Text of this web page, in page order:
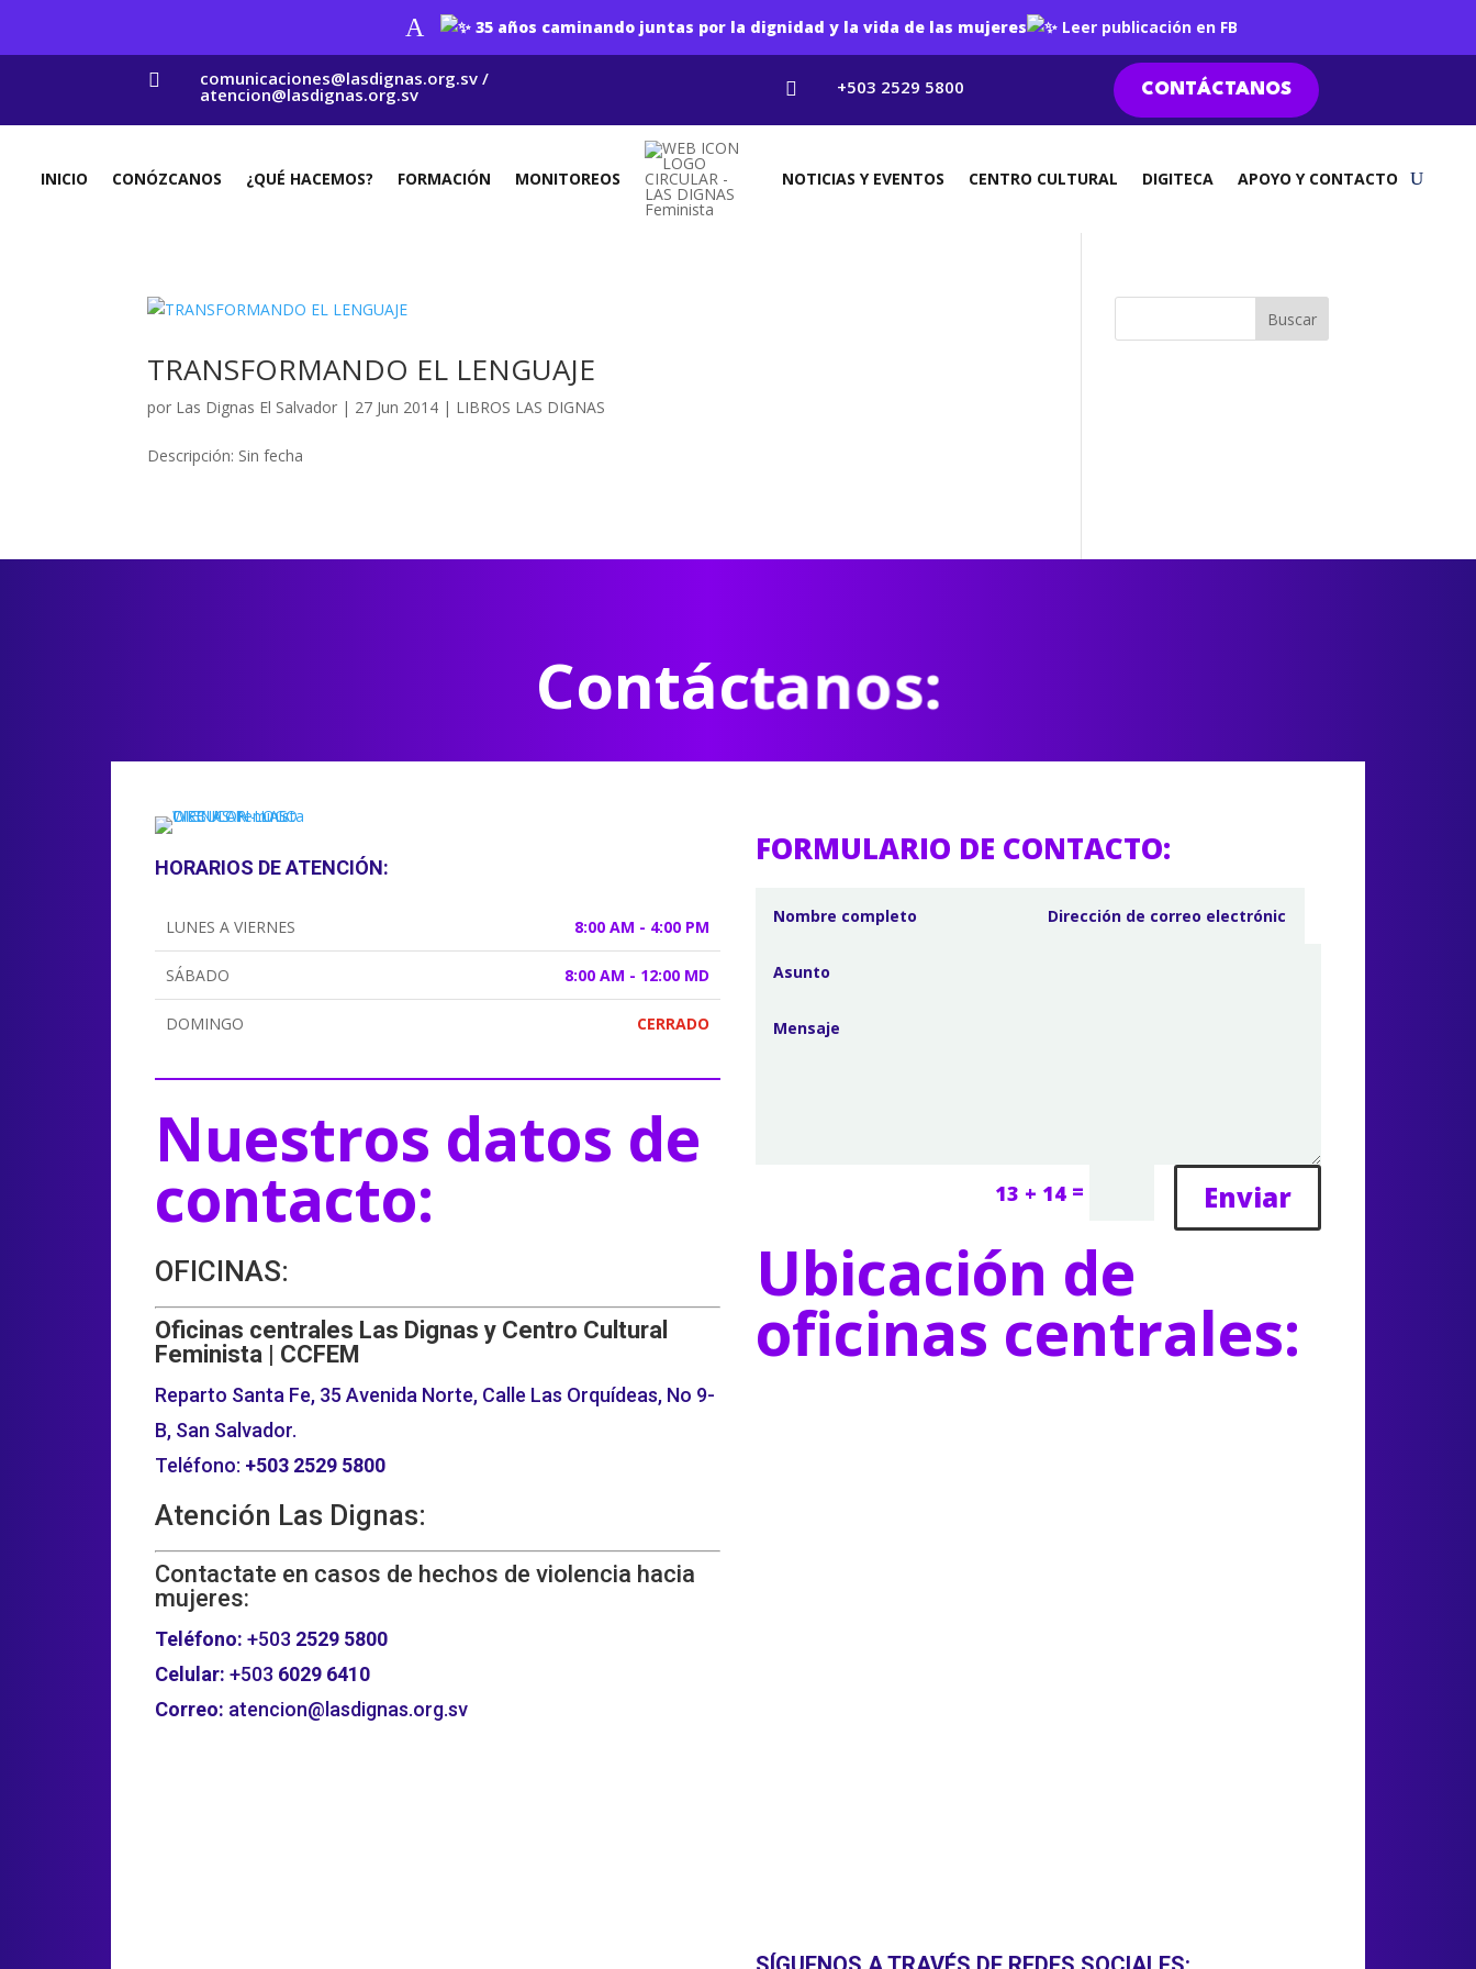
A 35 años caminando juntas por la dignidad y la vida de las mujeres Leer publicación en FB
 comunicaciones@lasdignas.org.sv /
atencion@lasdignas.org.sv  +503 2529 5800 CONTÁCTANOS
INICIO CONÓZCANOS ¿QUÉ HACEMOS? FORMACIÓN MONITOREOS NOTICIAS Y EVENTOS CENTRO CULTURAL DIGITECA APOYO Y CONTACTO
TRANSFORMANDO EL LENGUAJE
por Las Dignas El Salvador | 27 Jun 2014 | LIBROS LAS DIGNAS
Descripción: Sin fecha
Contáctanos:
HORARIOS DE ATENCIÓN:
LUNES A VIERNES 8:00 AM - 4:00 PM
SÁBADO 8:00 AM - 12:00 MD
DOMINGO CERRADO
Nuestros datos de
contacto:
OFICINAS:
Oficinas centrales Las Dignas y Centro Cultural
Feminista | CCFEM
Reparto Santa Fe, 35 Avenida Norte, Calle Las Orquídeas, No 9-
B, San Salvador.
Teléfono: +503 2529 5800
Atención Las Dignas:
Contactate en casos de hechos de violencia hacia
mujeres:
Teléfono: +503 2529 5800
Celular: +503 6029 6410
Correo: atencion@lasdignas.org.sv
FORMULARIO DE CONTACTO:
13 + 14 = Enviar
Ubicación de
oficinas centrales: